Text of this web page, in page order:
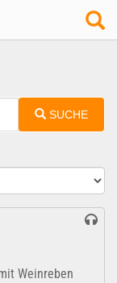
SUCHE
Weinreben